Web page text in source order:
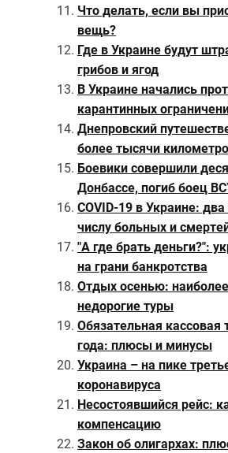
Что делать, если вы
вещь?
Где в Украине будут
грибов и ягод
В Украине начались
карантинных
Днепровский
более тысячи
Боевики совершили
Донбассе, погиб боец
COVID-19 в Украине:
числу больных и
"А где брать деньги?":
на грани банкротства
Отдых осенью:
недорогие туры
Обязательная кассовая
года: плюсы и минусы
Украина – на пике
коронавируса
Несостоявшийся рейс:
компенсацию
Закон об олигархах: